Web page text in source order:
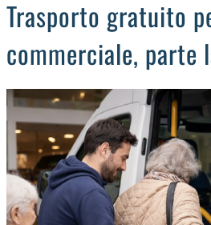
Trasporto gratuito
commerciale, parte